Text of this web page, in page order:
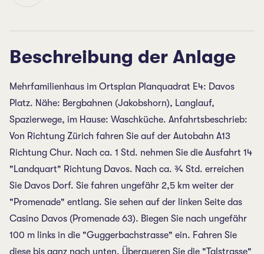
Beschreibung der Anlage
Mehrfamilienhaus im Ortsplan Planquadrat E4: Davos
Platz. Nähe: Bergbahnen (Jakobshorn), Langlauf,
Spazierwege, im Hause: Waschküche. Anfahrtsbeschrieb:
Von Richtung Zürich fahren Sie auf der Autobahn A13
Richtung Chur. Nach ca. 1 Std. nehmen Sie die Ausfahrt 14
"Landquart" Richtung Davos. Nach ca. ¾ Std. erreichen
Sie Davos Dorf. Sie fahren ungefähr 2,5 km weiter der
"Promenade" entlang. Sie sehen auf der linken Seite das
Casino Davos (Promenade 63). Biegen Sie nach ungefähr
100 m links in die "Guggerbachstrasse" ein. Fahren Sie
diese bis ganz nach unten. Überqueren Sie die "Talstrasse"